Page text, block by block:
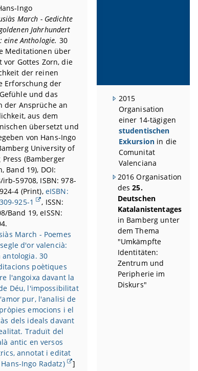
Ingo
March - Gedichte
Jahrhundert
eine Anthologie. 30
Meditationen über
vor Gottes Zorn, die
der reinen
Erforschung der
und das
der Ansprüche an
aus dem
übersetzt und
von Hans-Ingo
University of
Press (Bamberger
Band 19), DOI:
irb-59708, ISBN: 978-
4 (Print), eISBN:
925-1
, ISSN:
Band 19, eISSN:
March - Poemes
d'or valencià:
antologia. 30
poètiques
l'angoixa davant la
Déu, l'impossibilitat
pur, l'analisi de
emocions i el
dels ideals davant
Traduït del
antic en versos
annotat i editat
Ingo Radatz)
]
2015
Organisation
einer 14-tägigen
studentischen
Exkursion in die
Comunitat
Valenciana
2016 Organisation
des25.
Deutschen
Katalanistentages
in Bamberg unter
dem Thema
"Umkämpfte
Identitäten:
Zentrum und
Peripherie im
Diskurs"